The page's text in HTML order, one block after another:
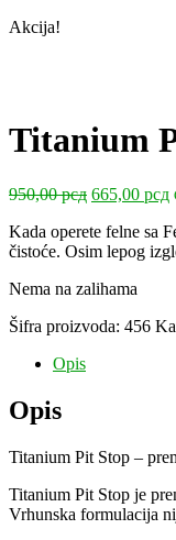
Akcija!
Titanium
950,00рсд Originalna
je
bila:
665,00 рсд
Kada operete felne sa
čistoće. Osim lepog
Nema na zalihama
Šifra proizvoda: 456
Opis
Opis
Titanium Pit Stop –
Titanium Pit Stop je
Vrhunska formulacija